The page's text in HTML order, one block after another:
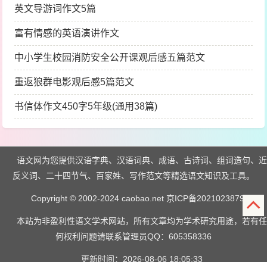
英文导游词作文5篇
富有情感的英语演讲作文
中小学生校园消防安全公开课观后感五篇范文
重返狼群电影观后感5篇范文
书信体作文450字5年级(通用38篇)
语文网为您提供汉语字典、汉语词典、成语、古诗词、组词造句、近
反义词、二十四节气、百家姓、写作范文等精选语文知识及工具。
Copyright © 2002-2024 caobao.net 京ICP备2021023879号
本站为非盈利性语文学术网站，所有文章均为学术研究用途，若有任
何权利问题请联系管理员QQ：605358336
更新时间：2026-08-06 18:05:33